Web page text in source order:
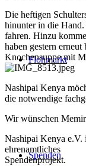
Flohmarkt
Spenden
Die heftigen
hinunter in die
fahren. Hinzu
haben gestern
Knochensuppe mit
Nashipai Kenya
die notwendige
Wir wünschen
Nashipai Kenya e.V.
ehrenamtliches
Spendenprojekt.